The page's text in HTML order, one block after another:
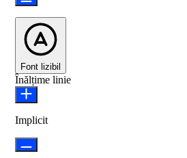
Font lizibil
Înălțime linie
Implicit